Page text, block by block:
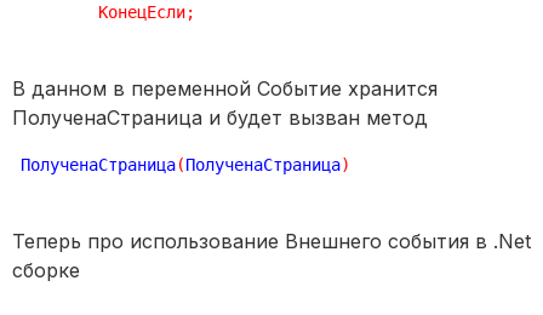
КонецЕсли;
В данном в переменной Событие хранится
ПолученаСтраница и будет вызван метод
ПолученаСтраница(ПолученаСтраница)
Теперь про использование Внешнего события в .Net
сборке